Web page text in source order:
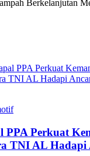
Berkelanjutan
PPA Perkuat
TNI AL Hadapi